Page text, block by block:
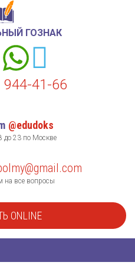
ГОЗНАК
944-41-66
@edudoks
до 23 по Москве
на все вопросы
ONLINE